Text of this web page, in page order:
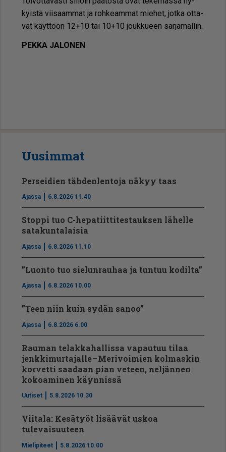
kyis­tä vii­saam­mat ja roh­ke­am­mat mie­het, jot­ka ot­ta­
vat käyt­töön 12+10 tai 10+10 jouk­ku­een sar­ja­mal­lin.
PEK­KA JA­LO­NEN
Uusimmat
Perseidien tähdenlentoja näkyy taas
Ajassa 6.8.2026 11.40
Stoppi tuo C-hepatiit­ti­tes­tauksen lähelle
satakuntalaisia
Ajassa 6.8.2026 11.10
”Luonto tuo sielunrauhaa ja tuntuu kodilta”
Ajassa 6.8.2026 10.00
”Teen niin kuin sydän sanoo”
Ajassa 6.8.2026 6.00
Rauman telakkahallissa vapautuu tilaa
jenkkimurtajalle – Merivoimien kolmaskin
korvetti saadaan pian veteen, neljännen
kokoaminen käynnissä
Uutiset 5.8.2026 10.30
Viitala: Kesätyöt lisäävät uskoa
tulevaisuuteen
Mielipiteet 5.8.2026 10.00